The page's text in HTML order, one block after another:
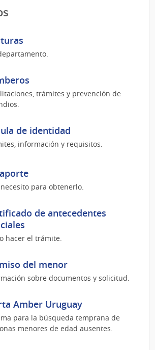
trámites y prevención de
de identidad
información y requisitos.
para obtenerlo.
de antecedentes
hacer el trámite.
del menor
sobre documentos y solicitud.
Amber Uruguay
para la búsqueda temprana de
menores de edad ausentes.